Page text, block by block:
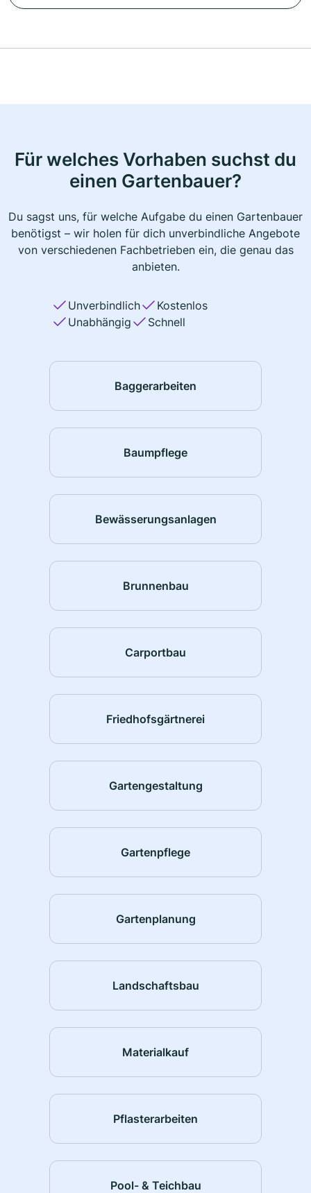
Für welches Vorhaben suchst du
einen Gartenbauer?
Du sagst uns, für welche Aufgabe du einen Gartenbauer
benötigst – wir holen für dich unverbindliche Angebote
von verschiedenen Fachbetrieben ein, die genau das
anbieten.
Unverbindlich
Kostenlos
Unabhängig
Schnell
Baggerarbeiten
Baumpflege
Bewässerungsanlagen
Brunnenbau
Carportbau
Friedhofsgärtnerei
Gartengestaltung
Gartenpflege
Gartenplanung
Landschaftsbau
Materialkauf
Pflasterarbeiten
Pool- & Teichbau